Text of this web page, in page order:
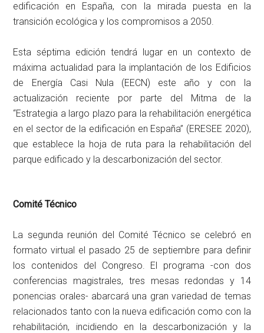
edificación en España, con la mirada puesta en la
transición ecológica y los compromisos a 2050.
Esta séptima edición tendrá lugar en un contexto de
máxima actualidad para la implantación de los Edificios
de Energía Casi Nula (EECN) este año y con la
actualización reciente por parte del Mitma de la
“Estrategia a largo plazo para la rehabilitación energética
en el sector de la edificación en España” (ERESEE 2020),
que establece la hoja de ruta para la rehabilitación del
parque edificado y la descarbonización del sector.
Comité Técnico
La segunda reunión del Comité Técnico se celebró en
formato virtual el pasado 25 de septiembre para definir
los contenidos del Congreso. El programa -con dos
conferencias magistrales, tres mesas redondas y 14
ponencias orales- abarcará una gran variedad de temas
relacionados tanto con la nueva edificación como con la
rehabilitación, incidiendo en la descarbonización y la